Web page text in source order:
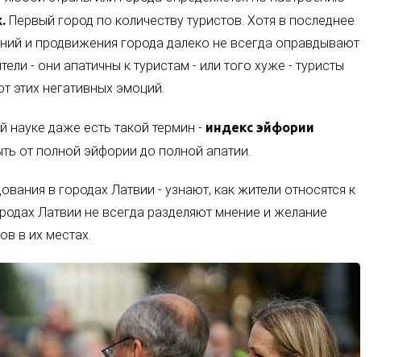
Первый город по количеству туристов. Хотя в последнее
и продвижения города далеко не всегда оправдывают
- они апатичны к туристам - или того хуже - туристы
этих негативных эмоций.
науке даже есть такой термин - индекс эйфории
от полной эйфории до полной апатии.
в городах Латвии - узнают, как жители относятся к
Латвии не всегда разделяют мнение и желание
в их местах.